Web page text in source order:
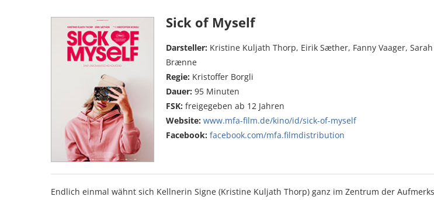
Sick of Myself
Darsteller: Kristine Kuljath Thorp, Eirik Sæther, Fanny Vaager, Sarah
Brænne
Regie: Kristoffer Borgli
Dauer: 95 Minuten
FSK: freigegeben ab 12 Jahren
Website: www.mfa-film.de/kino/id/sick-of-myself
Facebook: facebook.com/mfa.filmdistribution
Endlich einmal wähnt sich Kellnerin Signe (Kristine Kuljath Thorp) ganz im Zentrum der